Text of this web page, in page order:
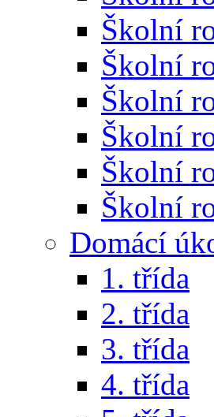
Školní
Školní
Školní
Školní
Školní
Školní
Domácí
1. třída
2. třída
3. třída
4. třída